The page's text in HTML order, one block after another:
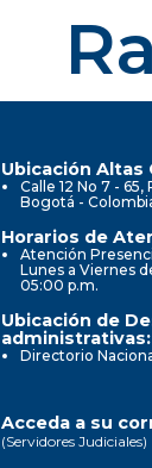
Ubicación Altas
Calle 12 No 7 -
Bogotá -
Horarios de
Atención
Lunes a Viernes
05:00 p.m.
Ubicación de
administrativas:
Directorio
Acceda a su
(Servidores Judiciales)